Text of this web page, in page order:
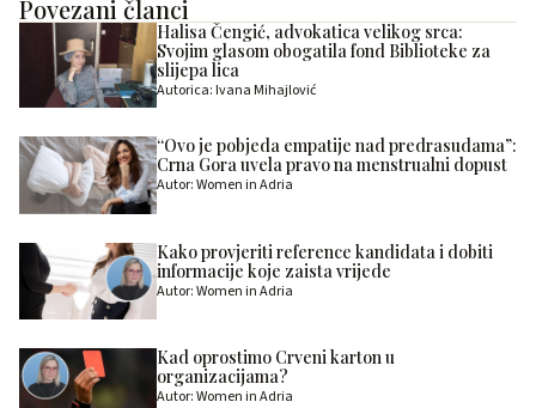
Povezani članci
Halisa Čengić, advokatica velikog srca:
Svojim glasom obogatila fond Biblioteke za
slijepa lica
Autorica: Ivana Mihajlović
“Ovo je pobjeda empatije nad predrasudama”:
Crna Gora uvela pravo na menstrualni dopust
Autor: Women in Adria
Kako provjeriti reference kandidata i dobiti
informacije koje zaista vrijede
Autor: Women in Adria
Kad oprostimo Crveni karton u
organizacijama?
Autor: Women in Adria